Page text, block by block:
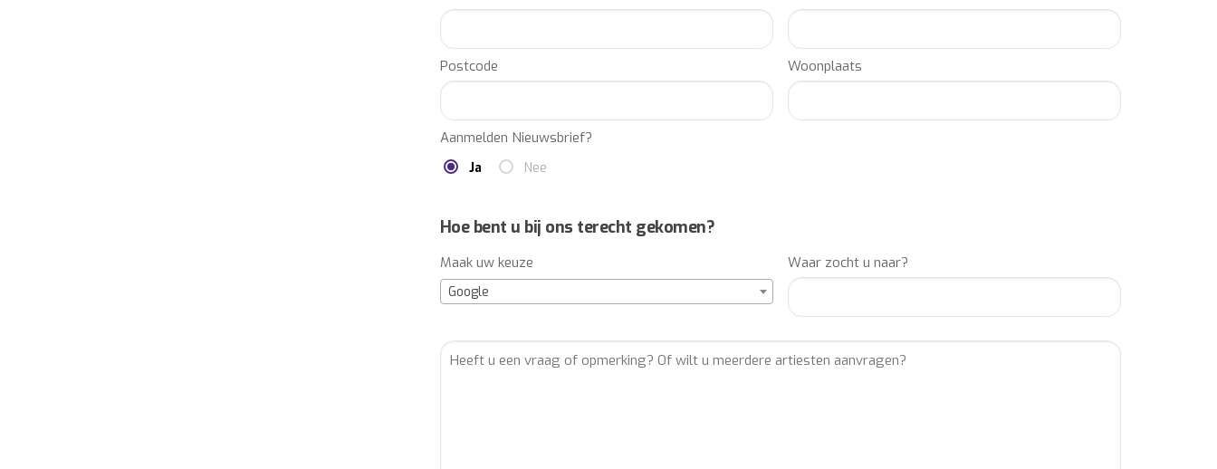
Postcode Woonplaats
Aanmelden Nieuwsbrief?
Ja Nee
Hoe bent u bij ons terecht gekomen?
Maak uw keuze
Google
Waar zocht u naar?